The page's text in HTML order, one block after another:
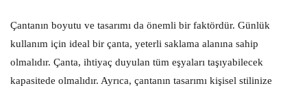
Çantanın boyutu ve tasarımı da önemli bir faktördür. Günlük
kullanım için ideal bir çanta, yeterli saklama alanına sahip
olmalıdır. Çanta, ihtiyaç duyulan tüm eşyaları taşıyabilecek
kapasitede olmalıdır. Ayrıca, çantanın tasarımı kişisel stilinize